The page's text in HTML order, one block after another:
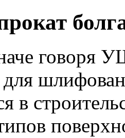
говоря
в